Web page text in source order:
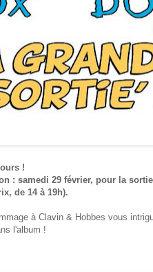
!
: samedi 29 février, pour la
de 14 à 19h).
à Clavin & Hobbes vous
l'album !